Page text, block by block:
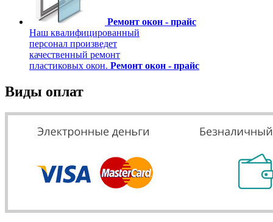
Ремонт окон - прайс
Наш квалифицированный
персонал произведет
качественный ремонт
пластиковых окон. Ремонт окон - прайс
Виды оплат